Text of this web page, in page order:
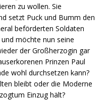
zu wollen. Sie
setzt Puck und Bumm den
beförderten Soldaten
möchte nun seine
der Großherzogin gar
Prinzen Paul
wohl durchsetzen kann?
bleibt oder die Moderne
Einzug hält?